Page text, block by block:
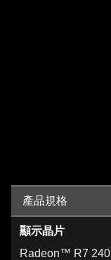
產品規格
顯示晶片
Radeon™ R7 240